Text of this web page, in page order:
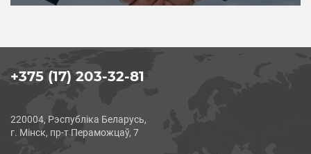
публикации
+375 (17) 203-32-81
220004, Рэспубліка Беларусь,
г. Мінск, пр-т Пераможцаў, 7